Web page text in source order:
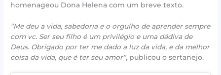
homenageou Dona Helena com um breve texto.
“Me deu a vida, sabedoria e o orgulho de aprender sempre
com vc. Ser seu filho é um privilégio e uma dádiva de
Deus. Obrigado por ter me dado a luz da vida, e da melhor
coisa da vida, que é ter seu amor”, publicou o sertanejo.